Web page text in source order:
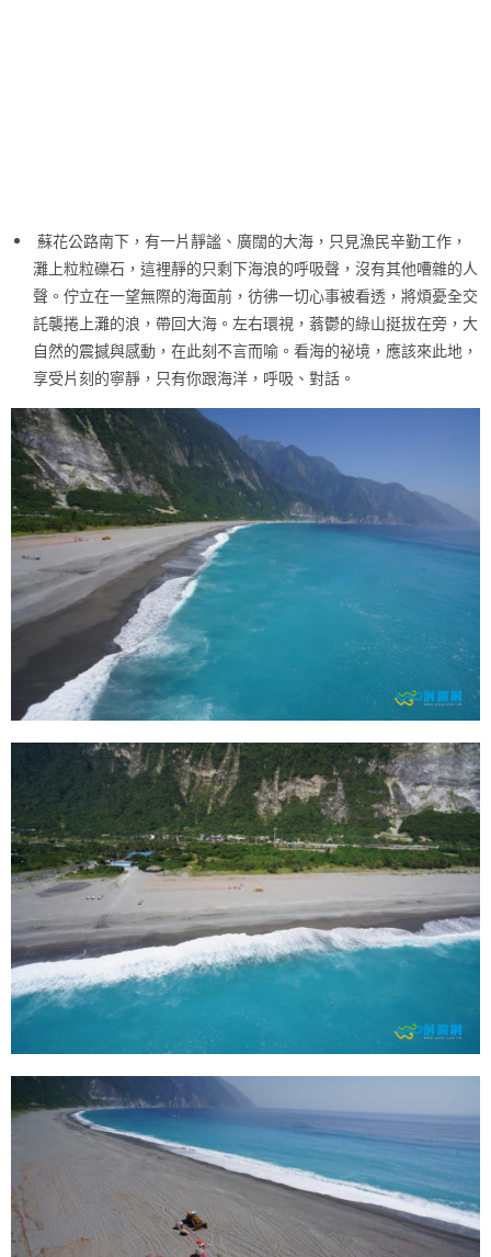
蘇花公路南下，有一片靜謐、廣闊的大海，只見漁民辛勤工作，
灘上粒粒礫石，這裡靜的只剩下海浪的呼吸聲，沒有其他嘈雜的人
聲。佇立在一望無際的海面前，彷彿一切心事被看透，將煩憂全交
託襲捲上灘的浪，帶回大海。左右環視，蓊鬱的綠山挺拔在旁，大
自然的震撼與感動，在此刻不言而喻。看海的祕境，應該來此地，
享受片刻的寧靜，只有你跟海洋，呼吸、對話。